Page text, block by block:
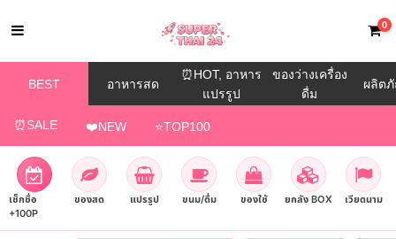
0
BEST
⏰SALE ❤️NEW ⭐TOP100
อาหารสด
⏰HOT, อาหาร
แปรรูป
ของว่างเครื่อง
ดื่ม
ผลิต
เช็กชื่อ
+100P
ของสด แปรรูป ขนม/ดื่ม ของใช้ ยกลัง BOX เวียดนาม